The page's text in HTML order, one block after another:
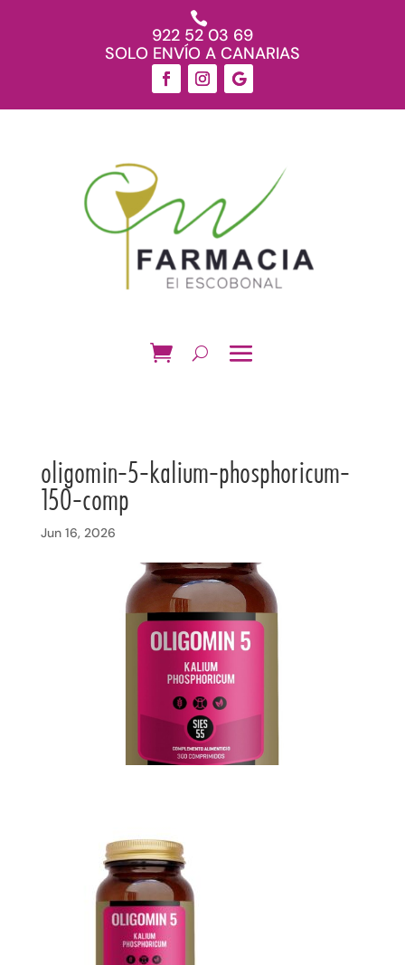

922 52 03 69
SOLO ENVÍO A CANARIAS
oligomin-5-kalium-phosphoricum-
150-comp
Jun 16, 2026